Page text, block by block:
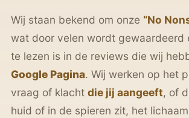
Wij staan bekend om onze “No
wat door velen wordt gewaardeerd
te lezen is in de reviews die wij
Google Pagina. Wij werken op het
vraag of klacht die jij aangeeft, of
huid of in de spieren zit, het